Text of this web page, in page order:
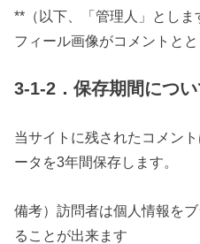
**（以下、「管理人」とし
フィール画像がコメントと
3-1-2．保存期間につい
当サイトに残されたコメン
ータを3年間保存します。
備考）訪問者は個人情報を
ることが出来ます